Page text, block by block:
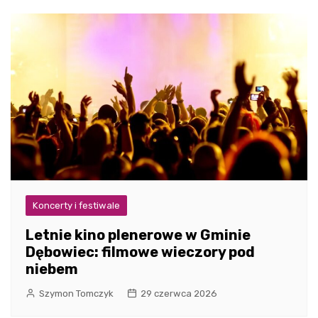
Koncerty i festiwale
Letnie kino plenerowe w Gminie
Dębowiec: filmowe wieczory pod
niebem
Szymon Tomczyk 29 czerwca 2026